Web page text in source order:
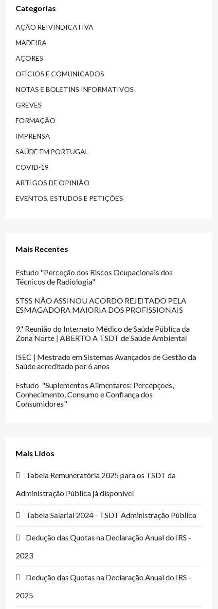
Categorias
AÇÃO REIVINDICATIVA
MADEIRA
AÇORES
OFÍCIOS E COMUNICADOS
NOTAS E BOLETINS INFORMATIVOS
GREVES
FORMAÇÃO
IMPRENSA
SAÚDE EM PORTUGAL
COVID-19
ARTIGOS DE OPINIÃO
EVENTOS, ESTUDOS E PETIÇÕES
Mais Recentes
Estudo "Perceção dos Riscos Ocupacionais dos
Técnicos de Radiologia"
STSS NÃO ASSINOU ACORDO REJEITADO PELA
ESMAGADORA MAIORIA DOS PROFISSIONAIS
9.ª Reunião do Internato Médico de Saúde Pública da
Zona Norte | ABERTO A TSDT de Saúde Ambiental
ISEC | Mestrado em Sistemas Avançados de Gestão da
Saúde acreditado por 6 anos
Estudo "Suplementos Alimentares: Percepções,
Conhecimento, Consumo e Confiança dos
Consumidores"
Mais Lidos
Tabela Remuneratória 2025 para os TSDT da
Administração Pública já disponível
Tabela Salarial 2024 - TSDT Administração Pública
Dedução das Quotas na Declaração Anual do IRS -
2023
Dedução das Quotas na Declaração Anual do IRS -
2025